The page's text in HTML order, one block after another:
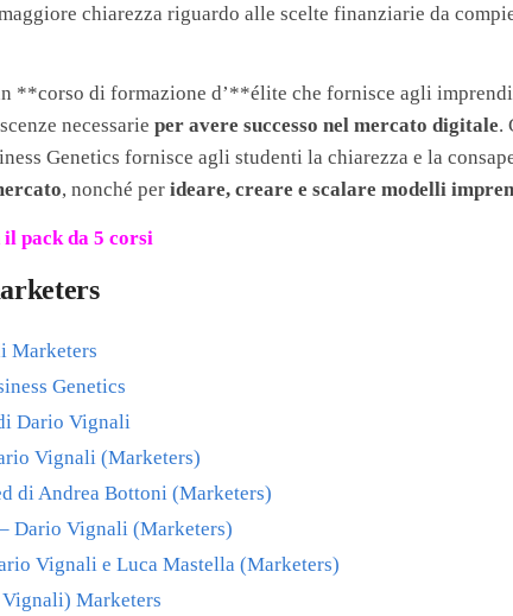
chiarezza riguardo alle scelte finanziarie da
**corso di formazione d’**élite che fornisce agli
necessarieper avere successo nel mercato digitale.
Genetics fornisce agli studenti la chiarezza e la
, nonché perideare, creare e scalare modelli
pack da 5 corsi
Marketers
Genetics
Dario Vignali
Vignali (Marketers)
di Andrea Bottoni (Marketers)
Dario Vignali (Marketers)
Vignali e Luca Mastella (Marketers)
Marketers